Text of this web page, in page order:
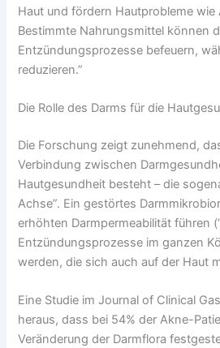
Haut und fördern Hautprobleme wie
Bestimmte Nahrungsmittel können
Entzündungsprozesse befeuern,
reduzieren.”
Die Rolle des Darms für die
Die Forschung zeigt zunehmend,
Verbindung zwischen
Hautgesundheit besteht – die
Achse”. Ein gestörtes
erhöhten Darmpermeabilität führen
Entzündungsprozesse im ganzen
werden, die sich auch auf der Haut
Eine Studie im Journal of Clinical
heraus, dass bei 54% der Akne-
Veränderung der Darmflora